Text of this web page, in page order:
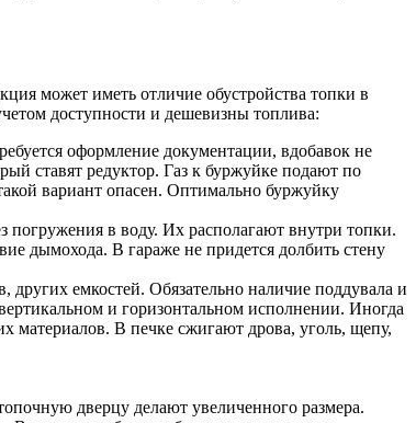
может иметь отличие обустройства топки в
доступности и дешевизны топлива:
оформление документации, вдобавок не
ставят редуктор. Газ к буржуйке подают по
вариант опасен. Оптимально буржуйку
в воду. Их располагают внутри топки.
дымохода. В гараже не придется долбить стену
других емкостей. Обязательно наличие поддувала и
и горизонтальном исполнении. Иногда
материалов. В печке сжигают дрова, уголь, щепу,
дверцу делают увеличенного размера.